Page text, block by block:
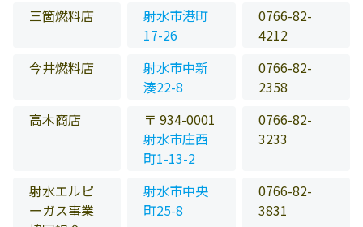
三箇燃料店
射水市港町
17-26
0766-82-
4212
今井燃料店
射水市中新
湊22-8
0766-82-
2358
高木商店
〒 934-0001
射水市庄西
町1-13-2
0766-82-
3233
射水エルピ
ーガス事業
射水市中央
町25-8
0766-82-
3831